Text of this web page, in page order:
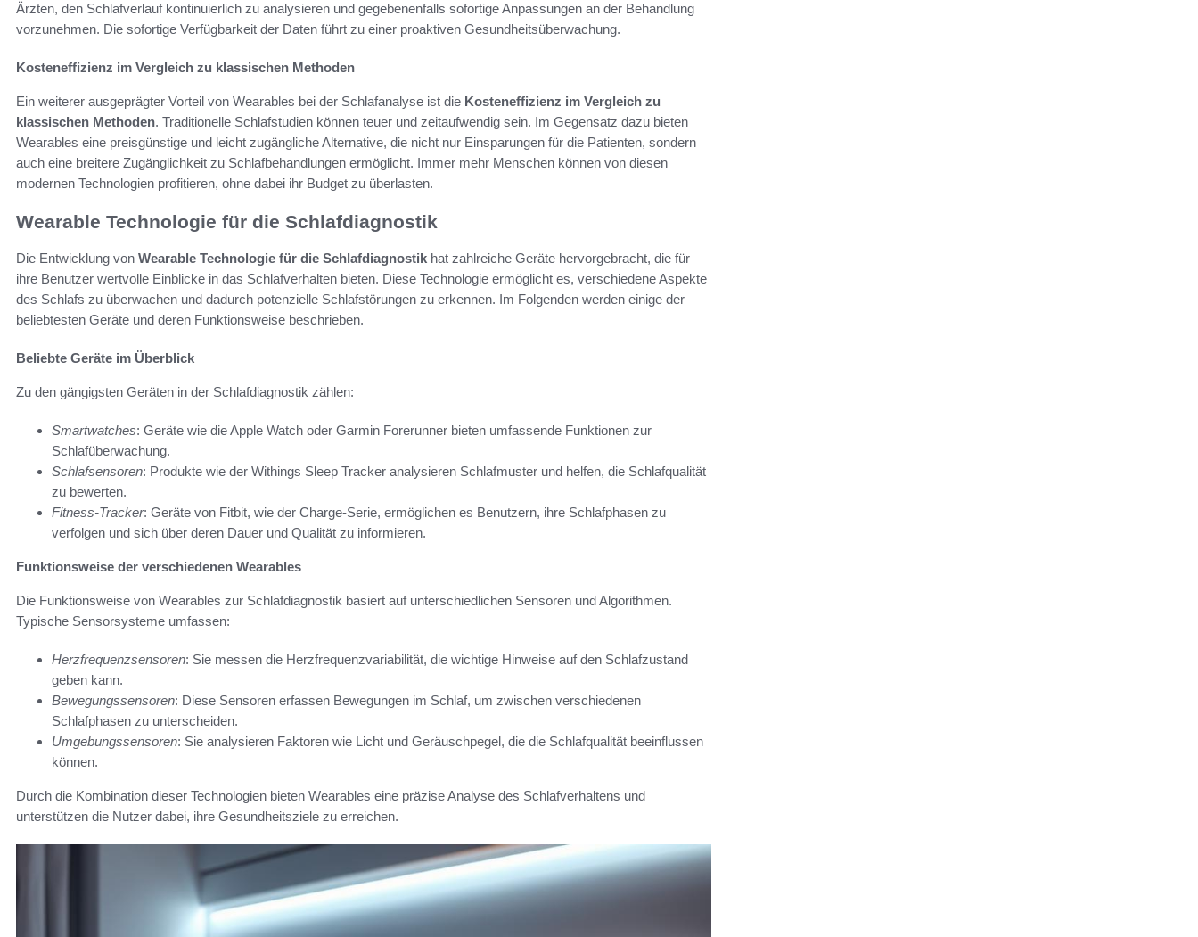
Ärzten, den Schlafverlauf kontinuierlich zu analysieren und gegebenenfalls sofortige Anpassungen an der Behandlung
vorzunehmen. Die sofortige Verfügbarkeit der Daten führt zu einer proaktiven Gesundheitsüberwachung.
Kosteneffizienz im Vergleich zu klassischen Methoden
Ein weiterer ausgeprägter Vorteil von Wearables bei der Schlafanalyse ist die Kosteneffizienz im Vergleich zu
klassischen Methoden. Traditionelle Schlafstudien können teuer und zeitaufwendig sein. Im Gegensatz dazu bieten
Wearables eine preisgünstige und leicht zugängliche Alternative, die nicht nur Einsparungen für die Patienten, sondern
auch eine breitere Zugänglichkeit zu Schlafbehandlungen ermöglicht. Immer mehr Menschen können von diesen
modernen Technologien profitieren, ohne dabei ihr Budget zu überlasten.
Wearable Technologie für die Schlafdiagnostik
Die Entwicklung von Wearable Technologie für die Schlafdiagnostik hat zahlreiche Geräte hervorgebracht, die für
ihre Benutzer wertvolle Einblicke in das Schlafverhalten bieten. Diese Technologie ermöglicht es, verschiedene Aspekte
des Schlafs zu überwachen und dadurch potenzielle Schlafstörungen zu erkennen. Im Folgenden werden einige der
beliebtesten Geräte und deren Funktionsweise beschrieben.
Beliebte Geräte im Überblick
Zu den gängigsten Geräten in der Schlafdiagnostik zählen:
Smartwatches: Geräte wie die Apple Watch oder Garmin Forerunner bieten umfassende Funktionen zur
Schlafüberwachung.
Schlafsensoren: Produkte wie der Withings Sleep Tracker analysieren Schlafmuster und helfen, die Schlafqualität
zu bewerten.
Fitness-Tracker: Geräte von Fitbit, wie der Charge-Serie, ermöglichen es Benutzern, ihre Schlafphasen zu
verfolgen und sich über deren Dauer und Qualität zu informieren.
Funktionsweise der verschiedenen Wearables
Die Funktionsweise von Wearables zur Schlafdiagnostik basiert auf unterschiedlichen Sensoren und Algorithmen.
Typische Sensorsysteme umfassen:
Herzfrequenzsensoren: Sie messen die Herzfrequenzvariabilität, die wichtige Hinweise auf den Schlafzustand
geben kann.
Bewegungssensoren: Diese Sensoren erfassen Bewegungen im Schlaf, um zwischen verschiedenen
Schlafphasen zu unterscheiden.
Umgebungssensoren: Sie analysieren Faktoren wie Licht und Geräuschpegel, die die Schlafqualität beeinflussen
können.
Durch die Kombination dieser Technologien bieten Wearables eine präzise Analyse des Schlafverhaltens und
unterstützen die Nutzer dabei, ihre Gesundheitsziele zu erreichen.